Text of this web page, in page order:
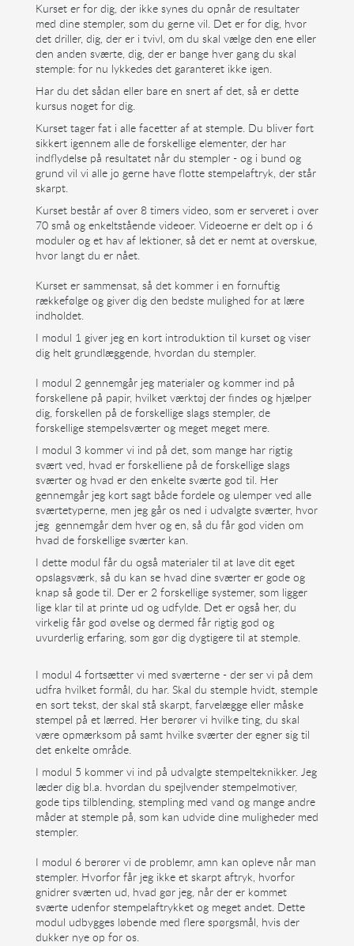
Kurset er for dig, der ikke synes du opnår de resultater
med dine stempler, som du gerne vil. Det er for dig, hvor
det driller, dig, der er i tvivl, om du skal vælge den ene eller
den anden sværte, dig, der er bange hver gang du skal
stemple: for nu lykkedes det garanteret ikke igen.
Har du det sådan eller bare en snert af det, så er dette
kursus noget for dig.
Kurset tager fat i alle facetter af at stemple. Du bliver ført
sikkert igennem alle de forskellige elementer, der har
indflydelse på resultatet når du stempler - og i bund og
grund vil vi alle jo gerne have flotte stempelaftryk, der står
skarpt.
Kurset består af over 8 timers video, som er serveret i over
70 små og enkeltstående videoer. Videoerne er delt op i 6
moduler og et hav af lektioner, så det er nemt at overskue,
hvor langt du er nået.
Kurset er sammensat, så det kommer i en fornuftig
rækkefølge og giver dig den bedste mulighed for at lære
indholdet.
I modul 1 giver jeg en kort introduktion til kurset og viser
dig helt grundlæggende, hvordan du stempler.
I modul 2 gennemgår jeg materialer og kommer ind på
forskellene på papir, hvilket værktøj der findes og hjælper
dig, forskellen på de forskellige slags stempler, de
forskellige stempelsværter og meget meget mere.
I modul 3 kommer vi ind på det, som mange har rigtig
svært ved, hvad er forskelliene på de forskellige slags
sværter og hvad er den enkelte sværte god til. Her
gennemgår jeg kort sagt både fordele og ulemper ved alle
sværtetyperne, men jeg går os ned i udvalgte sværter, hvor
jeg gennemgår dem hver og en, så du får god viden om
hvad de forskellige sværter kan.
I dette modul får du også materialer til at lave dit eget
opslagsværk, så du kan se hvad dine sværter er gode og
knap så gode til. Der er 2 forskellige systemer, som ligger
lige klar til at printe ud og udfylde. Det er også her, du
virkelig får god øvelse og dermed får rigtig god og
uvurderlig erfaring, som gør dig dygtigere til at stemple.
I modul 4 fortsætter vi med sværterne - der ser vi på dem
udfra hvilket formål, du har. Skal du stemple hvidt, stemple
en sort tekst, der skal stå skarpt, farvelægge eller måske
stempel på et lærred. Her berører vi hvilke ting, du skal
være opmærksom på samt hvilke sværter der egner sig til
det enkelte område.
I modul 5 kommer vi ind på udvalgte stempelteknikker. Jeg
læder dig bl.a. hvordan du spejlvender stempelmotiver,
gode tips tilblending, stempling med vand og mange andre
måder at stemple på, som kan udvide dine muligheder med
stempler.
I modul 6 berører vi de problemr, amn kan opleve når man
stempler. Hvorfor får jeg ikke et skarpt aftryk, hvorfor
gnidrer sværten ud, hvad gør jeg, når der er kommet
sværte udenfor stempelaftrykket og meget andet. Dette
modul udbygges løbende med flere spørgsmål, hvis der
dukker nye op for os.